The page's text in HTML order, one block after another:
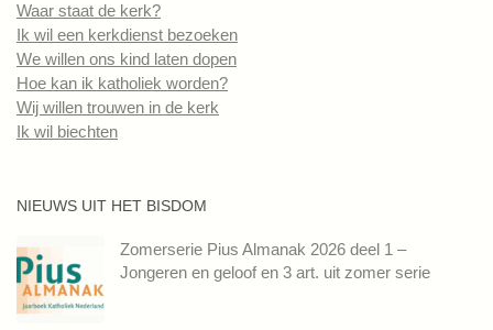
Waar staat de kerk?
Ik wil een kerkdienst bezoeken
We willen ons kind laten dopen
Hoe kan ik katholiek worden?
Wij willen trouwen in de kerk
Ik wil biechten
NIEUWS UIT HET BISDOM
Zomerserie Pius Almanak 2026 deel 1 –
Jongeren en geloof en 3 art. uit zomer serie